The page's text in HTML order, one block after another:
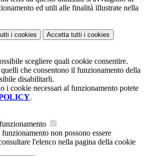
ed utili alle finalità illustrate nella
i cookies Accetta tutti i cookies
scegliere quali cookie consentire.
che consentono il funzionamento della
disabilitarli.
i cookie necessari al funzionamento potete
.
non possono essere
l'elenco nella pagina della cookie